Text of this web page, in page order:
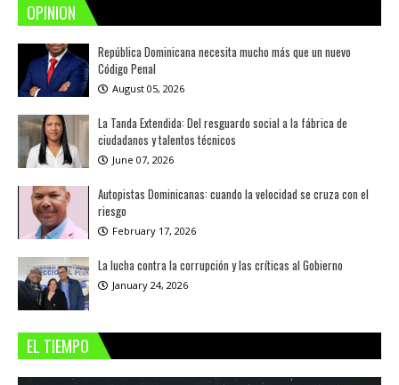
OPINION
República Dominicana necesita mucho más que un nuevo
Código Penal
August 05, 2026
La Tanda Extendida: Del resguardo social a la fábrica de
ciudadanos y talentos técnicos
June 07, 2026
Autopistas Dominicanas: cuando la velocidad se cruza con el
riesgo
February 17, 2026
La lucha contra la corrupción y las críticas al Gobierno
January 24, 2026
EL TIEMPO